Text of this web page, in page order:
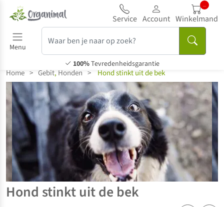
Service Account
..
Winkelmand
Menu
100%Tevredenheidsgarantie
Home > Gebit, Honden > Hond stinkt uit de bek
Hond stinkt uit de bek